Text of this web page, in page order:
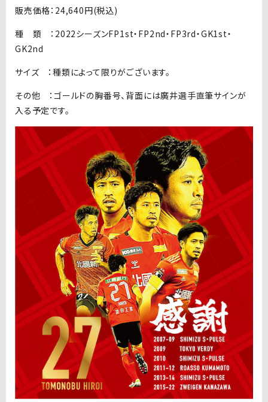
販売価格：24,640円(税込)
種 類 ：2022シーズンFP1st・FP2nd・FP3rd・GK1st・
GK2nd
サイズ ：種類によって限りがございます。
その他 ：ゴールドの胸番号、背面には廣井選手直筆サインが
入る予定です。